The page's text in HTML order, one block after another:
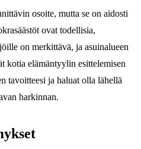
osoite, mutta se on aidosti
ovat todellisia,
on merkittävä, ja asuinalueen
kotia elämäntyylin esittelemisen
tavoitteesi ja haluat olla lähellä
harkinnan.